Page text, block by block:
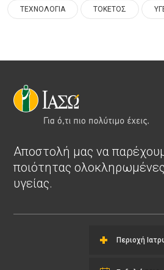
ΤΕΧΝΟΛΟΓΙΑ ΤΟΚΕΤΟΣ
Αποστολή μας να
ποιότητας
υγείας.
Περιοχή